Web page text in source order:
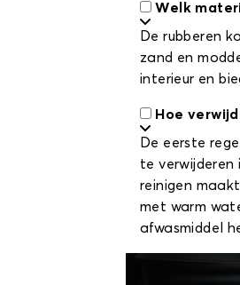
Welk
De rubberen
zand en
interieur en
Hoe
De eerste
te
reinigen
met warm
afwasmiddel